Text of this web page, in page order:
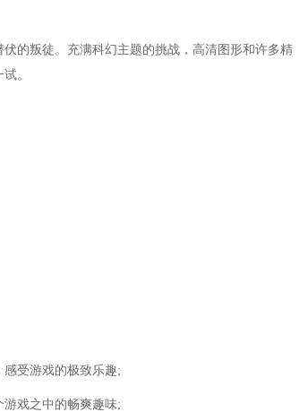
的叛徒。充满科幻主题的挑战，高清图形和许多精
。
受游戏的极致乐趣;
戏之中的畅爽趣味;